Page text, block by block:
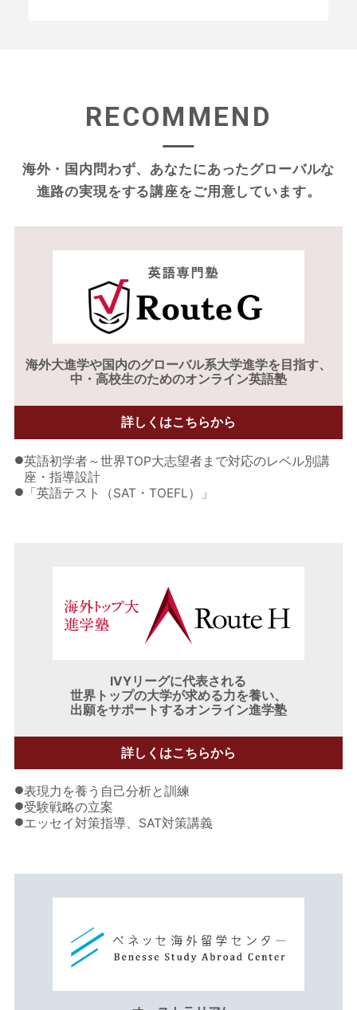
RECOMMEND
海外・国内問わず、あなたにあったグローバルな
進路の実現をする講座をご用意しています。
海外大進学や国内のグローバル系大学進学を目指す、
中・高校生のためのオンライン英語塾
詳しくはこちらから
●英語初学者～世界TOP大志望者まで対応のレベル別講
座・指導設計
● 「英語テスト（SAT・TOEFL）」
IVYリーグに代表される
世界トップの大学が求める力を養い、
出願をサポートするオンライン進学塾
詳しくはこちらから
●表現力を養う自己分析と訓練
●受験戦略の立案
●エッセイ対策指導、SAT対策講義